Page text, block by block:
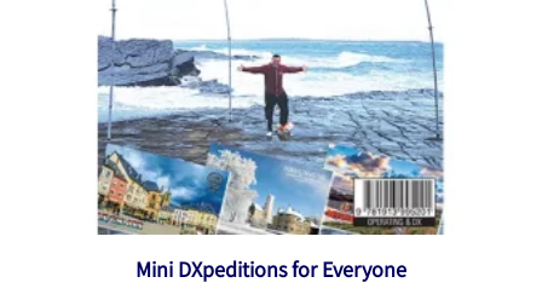
Mini DXpeditions for Everyone